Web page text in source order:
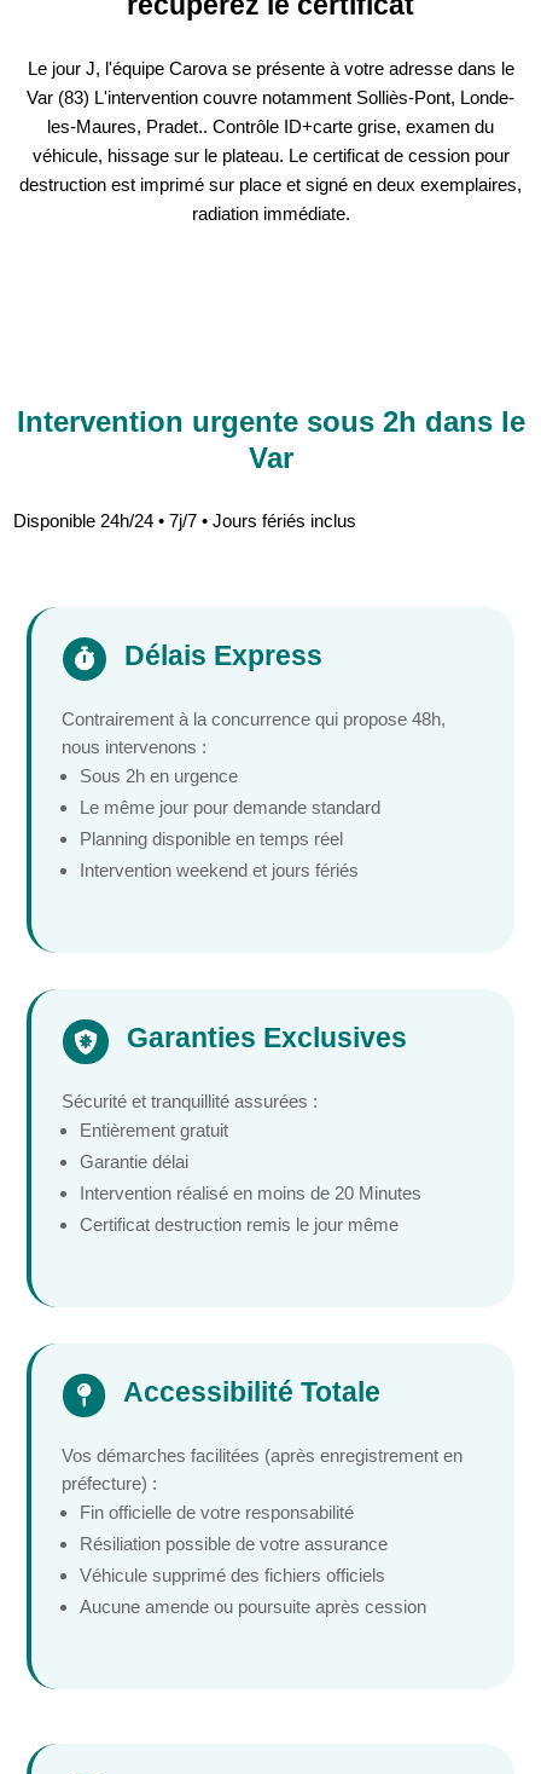
Le jour J, l'équipe Carova se présente à votre adresse dans le
Var (83) L'intervention couvre notamment Solliès-Pont, Londe-
les-Maures, Pradet.. Contrôle ID+carte grise, examen du
véhicule, hissage sur le plateau. Le certificat de cession pour
destruction est imprimé sur place et signé en deux exemplaires,
radiation immédiate.
Intervention urgente sous 2h dans le
Var
Disponible 24h/24 • 7j/7 • Jours fériés inclus
 Délais Express
Contrairement à la concurrence qui propose 48h,
nous intervenons :
Sous 2h en urgence
Le même jour pour demande standard
Planning disponible en temps réel
Intervention weekend et jours fériés
 Garanties Exclusives
Sécurité et tranquillité assurées :
Entièrement gratuit
Garantie délai
Intervention réalisé en moins de 20 Minutes
Certificat destruction remis le jour même
 Accessibilité Totale
Vos démarches facilitées (après enregistrement en
préfecture) :
Fin officielle de votre responsabilité
Résiliation possible de votre assurance
Véhicule supprimé des fichiers officiels
Aucune amende ou poursuite après cession